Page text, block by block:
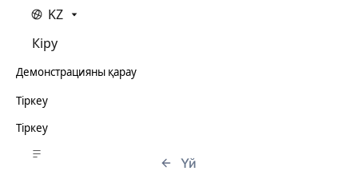
KZ
Кіру
Демонстрацияны қарау
Тіркеу
Тіркеу
Үй